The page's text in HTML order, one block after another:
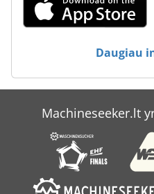
Daugiau
Machineseeker.lt